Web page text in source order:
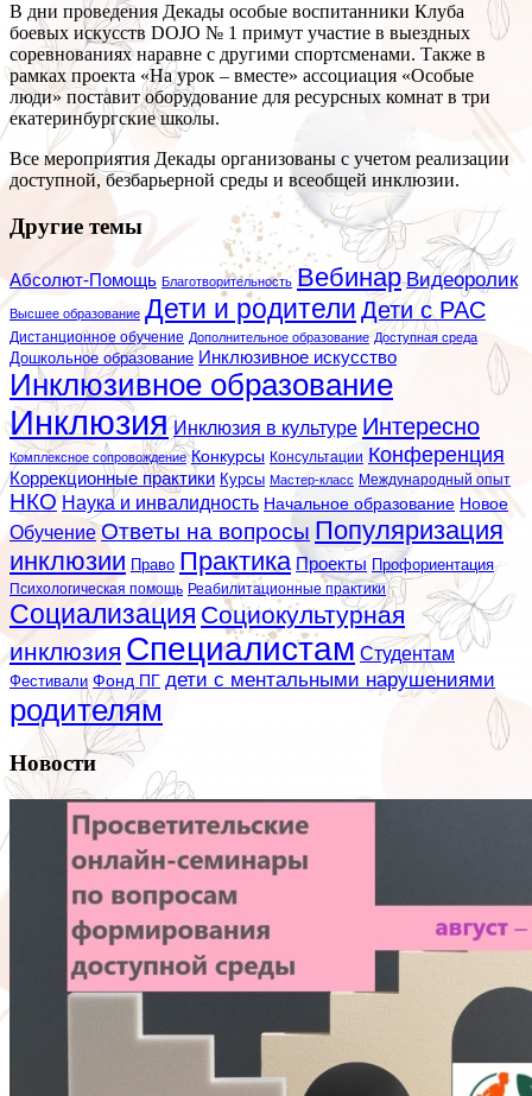
В дни проведения Декады особые воспитанники Клуба
боевых искусств DOJO № 1 примут участие в выездных
соревнованиях наравне с другими спортсменами. Также в
рамках проекта «На урок – вместе» ассоциация «Особые
люди» поставит оборудование для ресурсных комнат в три
екатеринбургские школы.
Все мероприятия Декады организованы с учетом реализации
доступной, безбарьерной среды и всеобщей инклюзии.
Другие темы
Абсолют-Помощь Благотворительность Вебинар Видеоролик
Высшее образование Дети и родители Дети с РАС
Дистанционное обучение Дополнительное образование Доступная среда
Дошкольное образование Инклюзивное искусство
Инклюзивное образование
Инклюзия Инклюзия в культуре Интересно
Комплексное сопровождение Конкурсы Консультации Конференция
Коррекционные практики Курсы Мастер-класс Международный опыт
НКО Наука и инвалидность Начальное образование Новое
Обучение Ответы на вопросы Популяризация
инклюзии Право Практика Проекты Профориентация
Психологическая помощь Реабилитационные практики
Социализация Социокультурная
инклюзия Специалистам Студентам
Фестивали Фонд ПГ дети с ментальными нарушениями
родителям
Новости